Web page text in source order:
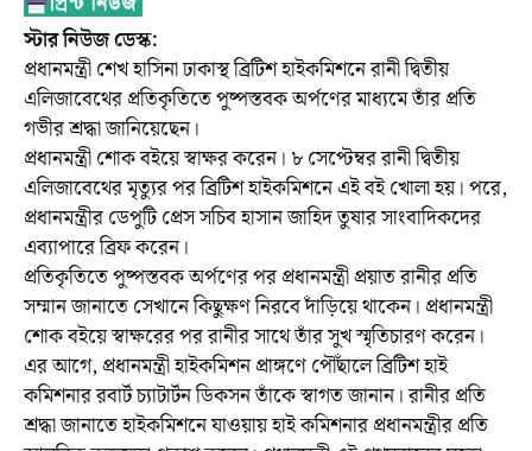
স্টার নিউজ ডেস্ক:
প্রধানমন্ত্রী শেখ হাসিনা ঢাকাস্থ ব্রিটিশ হাইকমিশনে রানী দ্বিতীয়
এলিজাবেথের প্রতিকৃতিতে পুষ্পস্তবক অর্পণের মাধ্যমে তাঁর প্রতি
গভীর শ্রদ্ধা জানিয়েছেন।
প্রধানমন্ত্রী শোক বইয়ে স্বাক্ষর করেন। ৮ সেপ্টেম্বর রানী দ্বিতীয়
এলিজাবেথের মৃত্যুর পর ব্রিটিশ হাইকমিশনে এই বই খোলা হয়। পরে,
প্রধানমন্ত্রীর ডেপুটি প্রেস সচিব হাসান জাহিদ তুষার সাংবাদিকদের
এব্যাপারে ব্রিফ করেন।
প্রতিকৃতিতে পুষ্পস্তবক অর্পণের পর প্রধানমন্ত্রী প্রয়াত রানীর প্রতি
সম্মান জানাতে সেখানে কিছুক্ষণ নিরবে দাঁড়িয়ে থাকেন। প্রধানমন্ত্রী
শোক বইয়ে স্বাক্ষরের পর রানীর সাথে তাঁর সুখ স্মৃতিচারণ করেন।
এর আগে, প্রধানমন্ত্রী হাইকমিশন প্রাঙ্গণে পৌঁছালে ব্রিটিশ হাই
কমিশনার রবার্ট চ্যাটার্টন ডিকসন তাঁকে স্বাগত জানান। রানীর প্রতি
শ্রদ্ধা জানাতে হাইকমিশনে যাওয়ায় হাই কমিশনার প্রধানমন্ত্রীর প্রতি